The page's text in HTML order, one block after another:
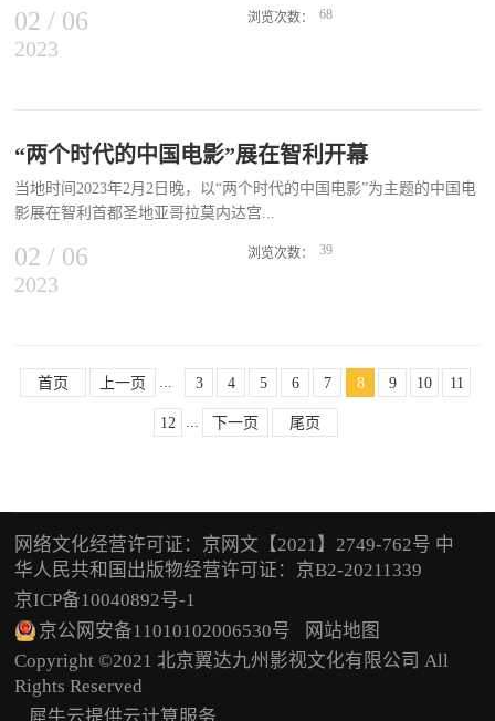
片不断档，各大档期陆续成型 以上半年为节点，春节档后的热门
档期主要集中在清明档、五一档和端午档。 今年清明节在4月5
日，当天为周三，且只放假一天，不像以往有三天连假，因此无法在
部”，中国科幻电影越来越有样。《宇宙探索...
浪地球》的赫赫威风，四年之后“王者再来”，且不负众望：技术的升
信息密度，更复杂烧脑的情节，更丰富的人物和人间情怀，共同体意
的重要类型之一，科幻电影发挥基于科学的超时空想象力，通过把宏
大的假定性科幻世界观剧情化，科幻形象与奇观场景的技术化呈现，
在让观众梦幻化、沉浸性“消费”的同时，想象性地解决社会现实的矛
盾，破解未来可能的灾难和危机。《流浪地球2》讲的是《流浪地球
1》中宇航员刘培强，在2075年的地球危机中为拯救地球而驾驶宇航
“高概念”叙述，也是一种全宇宙跨时空视野下的“事件型”叙事——叙
述宇宙大事件下的渺小人类或小人物。 影片不断以字幕标出时间段
落和危机爆发的倒计时，宣告灾难降临的时间（似乎是MOSS这样的
无所不知，一切在掌控之下的超能力在一步步地引导人类自救）。在
02 / 06
2023
浏览次数： 68
“两个时代的中国电影”展在智利开幕
当地时间2023年2月2日晚，以“两个时代的中国电影”为主题的中国电
影展在智利首都圣地亚哥拉莫内达宫...
文化中心开幕，本次影展由中国电影资料馆、智利国家电影资料馆、
总统府文化中心主任巴布洛·布鲁诺里出席开幕式，中国电影资料馆
馆长孙向辉视频祝贺。牛大使在开幕式致辞中表示，中国和智利都是
重要的电影生产国，为世界电影发展做出了独特贡献。今天的中国是
至右：智利总统府文化中心主任巴布洛·布鲁诺里、中国驻智利大使
牛清报及夫人元军、智利国家电影资料馆馆长马塞洛·莫拉莱斯“智利
是世界上距离中国最远的国家，两国虽远隔重洋，但海内存知己，天
涯若比邻。半个世纪以来，两国之间建立了坚固的友谊。而电影是让
不同国家、不同民族、不同文化的人民增进了解的生动渠道。”中国
电影资料馆馆长孙向辉在致辞中回顾了两国友好，并对展映影片做简
要介绍，“这次展映的中国电影，...
02 / 06
2023
浏览次数： 39
首页 上一页 ... 3 4 5 6 7 8 9 10 11
12 ... 下一页 尾页
网络文化经营许可证：京网文【2021】2749-762号 中
华人民共和国出版物经营许可证：京B2-20211339
京ICP备10040892号-1
京公网安备11010102006530号
网站地图
Copyright ©2021 北京翼达九州影视文化有限公司 All
Rights Reserved